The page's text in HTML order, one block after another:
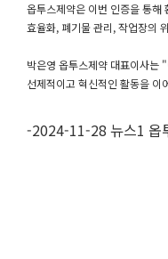
옵투스제약은 이번 인증을 통해
효율화, 폐기물 관리, 작업장의
박은영 옵투스제약 대표이사는
선제적이고 혁신적인 활동을
-2024-11-28 뉴스1 옵